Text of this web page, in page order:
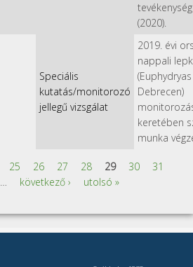
(2020).
Speciális
kutatás/monitorozó
jellegű vizsgálat
2019. évi
nappali
Debrecen)
keretében
munka
25 26 27 28 29 30
31
… következő › utolsó »